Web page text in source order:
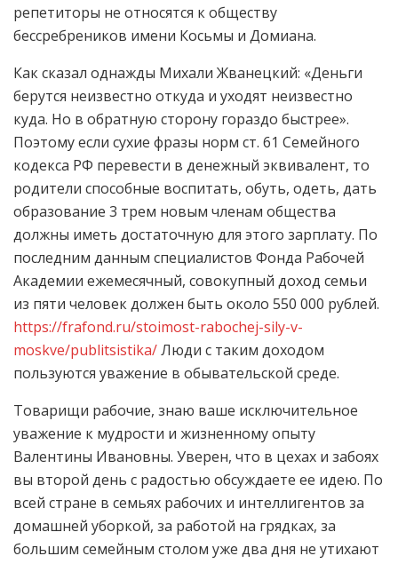
репетиторы не относятся к обществу
бессребреников имени Косьмы и Домиана.
Как сказал однажды Михали Жванецкий: «Деньги
берутся неизвестно откуда и уходят неизвестно
куда. Но в обратную сторону гораздо быстрее».
Поэтому если сухие фразы норм ст. 61 Семейного
кодекса РФ перевести в денежный эквивалент, то
родители способные воспитать, обуть, одеть, дать
образование 3 трем новым членам общества
должны иметь достаточную для этого зарплату. По
последним данным специалистов Фонда Рабочей
Академии ежемесячный, совокупный доход семьи
из пяти человек должен быть около 550 000 рублей.
https://frafond.ru/stoimost-rabochej-sily-v-
moskve/publitsistika/Люди с таким доходом
пользуются уважение в обывательской среде.
Товарищи рабочие, знаю ваше исключительное
уважение к мудрости и жизненному опыту
Валентины Ивановны. Уверен, что в цехах и забоях
вы второй день с радостью обсуждаете ее идею. По
всей стране в семьях рабочих и интеллигентов за
домашней уборкой, за работой на грядках, за
большим семейным столом уже два дня не утихают